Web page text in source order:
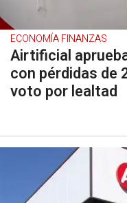
ECONOMÍA FINANZAS
Airtificial
con pérdidas de
voto por lealtad